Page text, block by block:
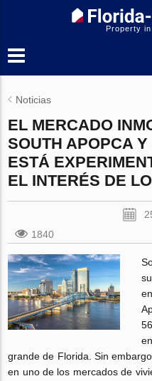
Property
Noticias
EL MERCADO
SOUTH APOPCA
ESTÁ
EL INTERÉS DE
1840
grande de Florida. Sin
en uno de los mercados de